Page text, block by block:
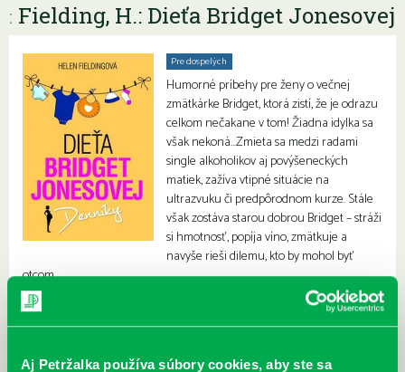
Aj Petržalka používa súbory cookies, aby ste sa
: Fielding, H.: Dieťa Bridget Jonesovej
Pre dospelých
Humorné príbehy pre ženy o večnej
zmätkárke Bridget, ktorá zistí, že je odrazu
celkom nečakane v tom! Žiadna idylka sa
však nekoná…Zmieta sa medzi radami
single alkoholikov aj povýšeneckých
matiek, zažíva vtipné situácie na
ultrazvuku či predpôrodnom kurze. Stále
však zostáva starou dobrou Bridget – stráži
si hmotnosť, popíja víno, zmätkuje a
navyše rieši dilemu, kto by mohol byť
otcom.